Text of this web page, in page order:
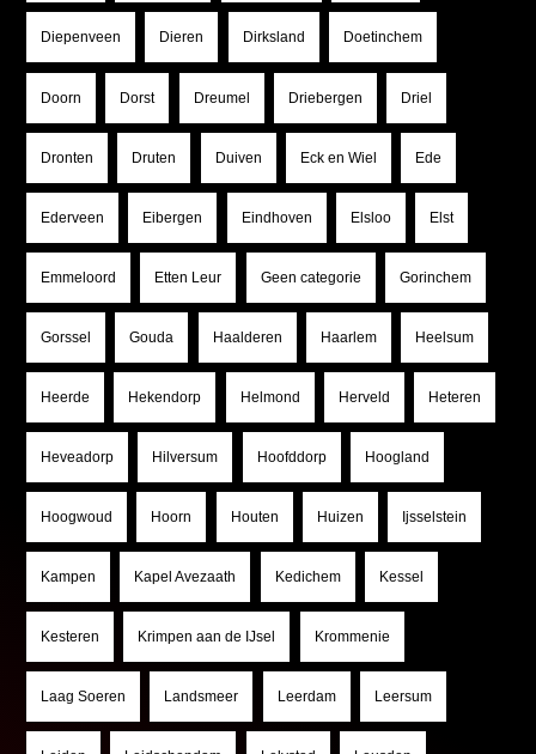
Diepenveen Dieren Dirksland Doetinchem
Doorn Dorst Dreumel Driebergen Driel
Dronten Druten Duiven Eck en Wiel Ede
Ederveen Eibergen Eindhoven Elsloo Elst
Emmeloord Etten Leur Geen categorie Gorinchem
Gorssel Gouda Haalderen Haarlem Heelsum
Heerde Hekendorp Helmond Herveld Heteren
Heveadorp Hilversum Hoofddorp Hoogland
Hoogwoud Hoorn Houten Huizen Ijsselstein
Kampen Kapel Avezaath Kedichem Kessel
Kesteren Krimpen aan de IJsel Krommenie
Laag Soeren Landsmeer Leerdam Leersum